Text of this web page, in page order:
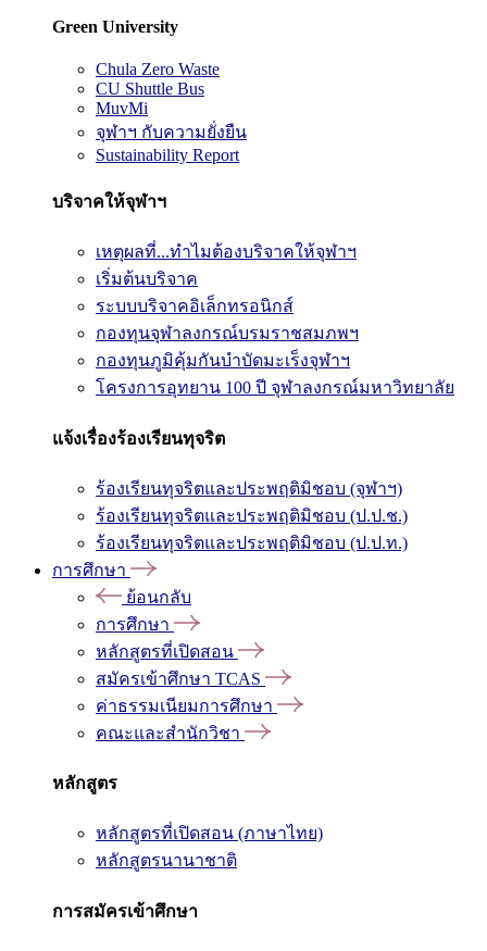
Green University
Chula Zero Waste
CU Shuttle Bus
MuvMi
จุฬาฯ กับความยั่งยืน
Sustainability Report
บริจาคให้จุฬาฯ
เหตุผลที่...ทำไมต้องบริจาคให้จุฬาฯ
เริ่มต้นบริจาค
ระบบบริจาคอิเล็กทรอนิกส์
กองทุนจุฬาลงกรณ์บรมราชสมภพฯ
กองทุนภูมิคุ้มกันบำบัดมะเร็งจุฬาฯ
โครงการอุทยาน 100 ปี จุฬาลงกรณ์มหาวิทยาลัย
แจ้งเรื่องร้องเรียนทุจริต
ร้องเรียนทุจริตและประพฤติมิชอบ (จุฬาฯ)
ร้องเรียนทุจริตและประพฤติมิชอบ (ป.ป.ช.)
ร้องเรียนทุจริตและประพฤติมิชอบ (ป.ป.ท.)
การศึกษา
ย้อนกลับ
การศึกษา
หลักสูตรที่เปิดสอน
สมัครเข้าศึกษา TCAS
ค่าธรรมเนียมการศึกษา
คณะและสำนักวิชา
หลักสูตร
หลักสูตรที่เปิดสอน (ภาษาไทย)
หลักสูตรนานาชาติ
การสมัครเข้าศึกษา